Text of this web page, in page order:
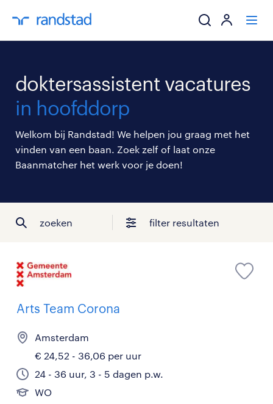
mijn carrière
over randstad
doktersassistent vacatures
in hoofddorp
Welkom bij Randstad! We helpen jou graag met het
vinden van een baan. Zoek zelf of laat onze
Baanmatcher het werk voor je doen!
zoeken filter resultaten
Arts Team Corona
Amsterdam
€ 24,52 - 36,06 per uur
24 - 36 uur, 3 - 5 dagen p.w.
WO